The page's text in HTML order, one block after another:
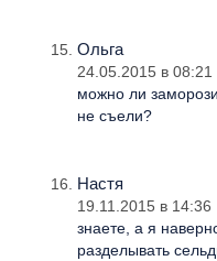
Ольга
24.05.2015 в 08:21
можно ли
не съели?
Настя
19.11.2015 в 14:36
знаете, а я
разделывать